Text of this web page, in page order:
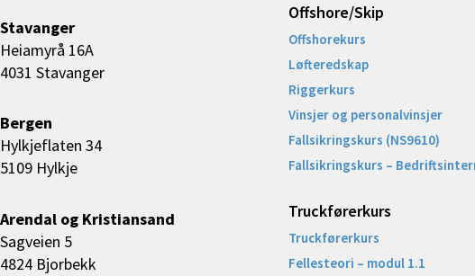
Stavanger
Heiamyrå 16A
4031 Stavanger
Bergen
Hylkjeflaten 34
5109 Hylkje
Arendal og Kristiansand
Sagveien 5
4824 Bjorbekk
Offshore/Skip​
Offshorekurs
Løfteredskap
Riggerkurs
Vinsjer og personalvinsjer
Fallsikringskurs (NS9610)
Fallsikringskurs –
Truckførerkurs
Truckførerkurs
Fellesteori – modul 1.1